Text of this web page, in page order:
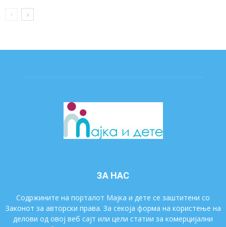
ЗА НАС
Содржините на порталот Мајка и дете се заштитени со
Законот за авторски права. За секоја форма на користење на
делови од овој веб сајт или цели статии за комерцијални